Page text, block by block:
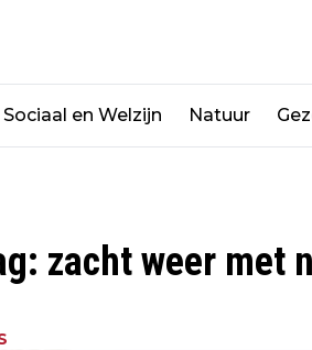
Sociaal en Welzijn Natuur
zacht weer met